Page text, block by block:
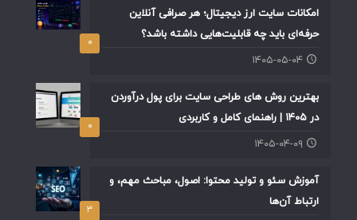
۰
امکانات سایت ارز دیجیتال؛ هر صرافی آنلاین
حرفه‌ای باید چه قابلیت‌هایی داشته باشد؟
۱۴۰۵-۰۵-۰۴
۰
بهترین روش های طراحی سایت برای پول درآوردن
در ۱۴۰۵ | راهنمای کامل و کاربردی
۱۴۰۵-۰۴-۰۹
۳
آموزش سئو و تولید محتوا: اصول، مباحث مهم، و
ارتباط آن‌ها